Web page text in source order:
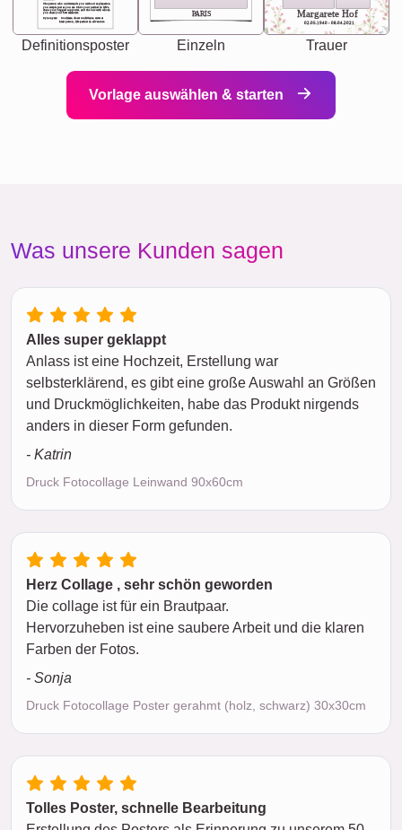
Synonyms: Soulmate, closet confidante, sister at
heart person, life partner in adventure.
The person who understands you without explanation
you accepts just as you are. She's your partner in life's,
chaos your biggest supporter, and the one with whom
you share your best memories.
Definitionsposter
PARIS
Einzeln
Margarete Hof
02.05.1940 - 08.04.2021
Trauer
Vorlage auswählen & starten
Was unsere Kunden sagen
Alles super geklappt
Anlass ist eine Hochzeit, Erstellung war
selbsterklärend, es gibt eine große Auswahl an Größen
und Druckmöglichkeiten, habe das Produkt nirgends
anders in dieser Form gefunden.
- Katrin
Druck Fotocollage Leinwand 90x60cm
Herz Collage , sehr schön geworden
Die collage ist für ein Brautpaar.
Hervorzuheben ist eine saubere Arbeit und die klaren
Farben der Fotos.
- Sonja
Druck Fotocollage Poster gerahmt (holz, schwarz) 30x30cm
Tolles Poster, schnelle Bearbeitung